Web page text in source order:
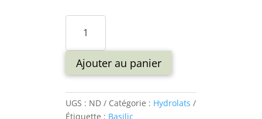
quantité
Hydrolat
Bio
Basilic
vert"
Ajouter au panier
UGS : ND Catégorie : Hydrolats
Étiquette : Basilic